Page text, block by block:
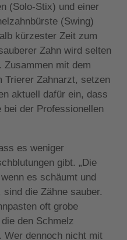
(Solo-Stix) und einer
(Swing)
kürzester Zeit zum
Zahn wird selten
Zusammen mit dem
Trierer Zahnarzt, setzen
aktuell dafür ein, dass
bei der Professionellen
es weniger
gibt. „Die
es schäumt und
die Zähne sauber.
oft grobe
den Schmelz
Wer dennoch nicht mit